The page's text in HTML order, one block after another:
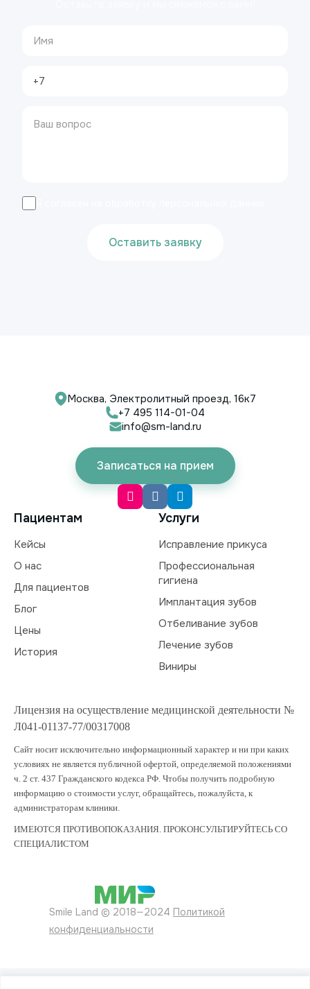
Оставить заявку
Москва, Электролитный проезд, 16к7
+7 495 114-01-04
info@sm-land.ru
Записаться на прием
Пациентам
Кейсы
О нас
Для пациентов
Блог
Цены
История
Услуги
Исправление прикуса
Профессиональная
гигиена
Имплантация зубов
Отбеливание зубов
Лечение зубов
Виниры
Лицензия на осуществление медицинской деятельности №
Л041-01137-77/00317008
Сайт носит исключительно информационный характер и ни при каких
условиях не является публичной офертой, определяемой положениями
ч. 2 ст. 437 Гражданского кодекса РФ. Чтобы получить подробную
информацию о стоимости услуг, обращайтесь, пожалуйста, к
администраторам клиники.
ИМЕЮТСЯ ПРОТИВОПОКАЗАНИЯ. ПРОКОНСУЛЬТИРУЙТЕСЬ СО
СПЕЦИАЛИСТОМ
Smile Land © 2018—2024 Политикой
конфиденциальности